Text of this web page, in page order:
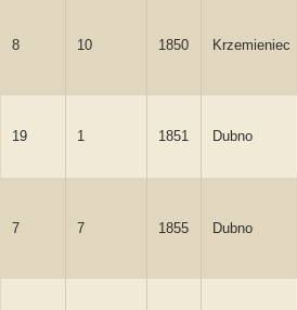
8 10 1850 Krzemieniec
19 1 1851 Dubno
7 7 1855 Dubno